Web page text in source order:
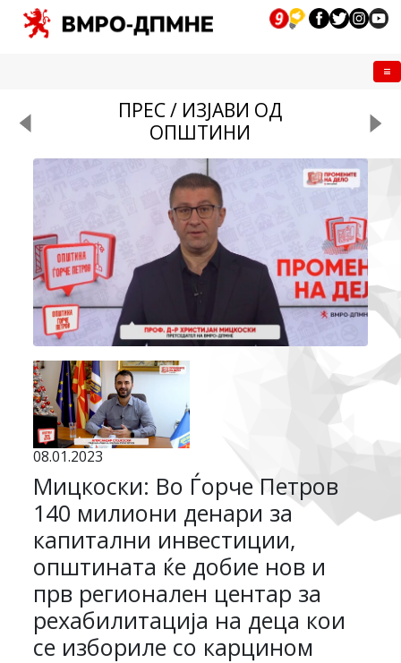
ПРЕС / ИЗЈАВИ ОД
ОПШТИНИ
08.01.2023
Мицкоски: Во Ѓорче Петров
140 милиони денари за
капитални инвестиции,
општината ќе добие нов и
прв регионален центар за
рехабилитација на деца кои
се избориле со карцином